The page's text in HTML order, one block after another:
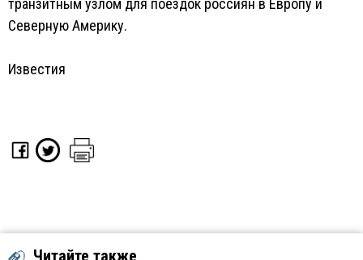
транзитным узлом для поездок россиян в Европу и
Северную Америку.
Известия
Читайте также